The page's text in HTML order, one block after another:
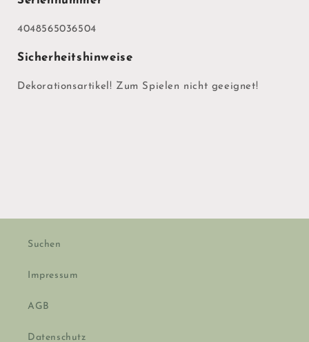
4048565036504
Sicherheitshinweise
Dekorationsartikel! Zum Spielen nicht geeignet!
Suchen
Impressum
AGB
Datenschutz